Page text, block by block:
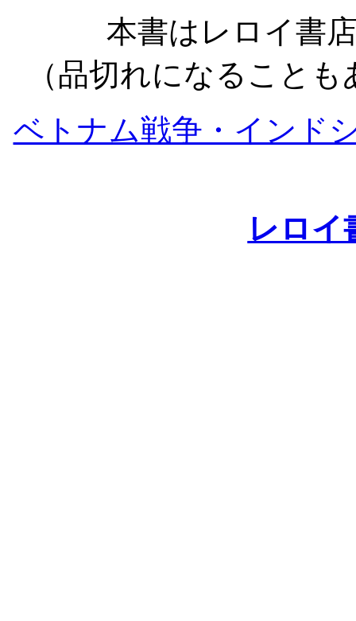
本書はレロイ書
（品切れになること
ベトナム戦争・インド
レロイ